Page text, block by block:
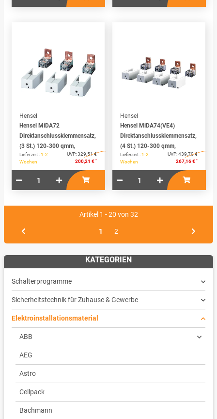
Hensel
Hensel MiDA72
Direktanschlussklemmensatz,
(3 St.) 120-300 qmm,
Lieferzeit :1-2
Wochen
UVP:329,51 €
200,21 € *
Hensel
Hensel MiDA74(VE4)
Direktanschlussklemmensatz,
(4 St.) 120-300 qmm,
Lieferzeit :1-2
Wochen
UVP:439,70 €
267,16 € *
Artikel 1 - 20 von 32
1 2
KATEGORIEN
Schalterprogramme
Sicherheitstechnik für Zuhause & Gewerbe
Elektroinstallationsmaterial
ABB
AEG
Astro
Cellpack
Bachmann